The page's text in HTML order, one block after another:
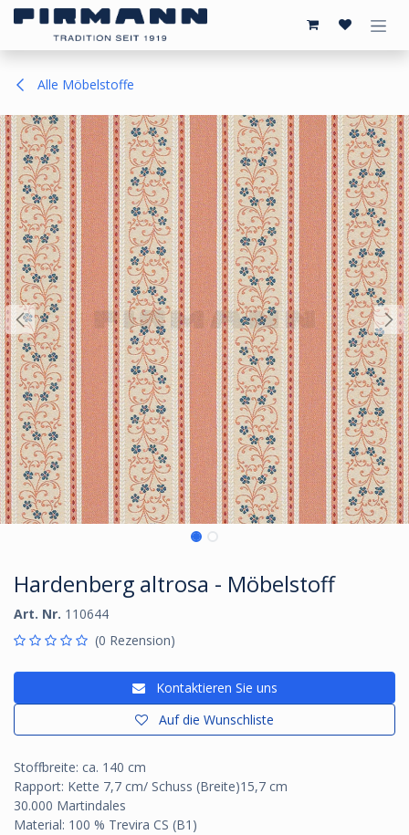
Zum Inhalt springen
Alle Möbelstoffe
Hardenberg altrosa - Möbelstoff
Art. Nr. 110644
(0 Rezension)
Kontaktieren Sie uns
Auf die Wunschliste
Stoffbreite: ca. 140 cm
Rapport: Kette 7,7 cm/ Schuss (Breite)15,7 cm
30.000 Martindales
Material: 100 % Trevira CS (B1)